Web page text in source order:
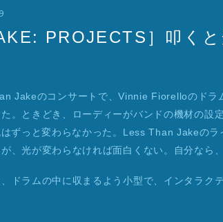
PROJECTS］叩く
Jakeのコンサートで、Vinnie Fiorelloのドラ
。ときどき、ローディーがバンドの機材の設
ずっと変わらなかった。Less Than Jakeのラ
が、光が変わらなければ面白くない。自分なら
ドラムの中に収まるよう小型で、インタラク